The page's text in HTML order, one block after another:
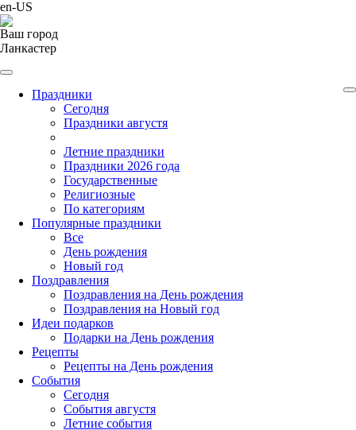
en-US
Ваш город
Ланкастер
Праздники
Cегодня
Праздники августя
Летние праздники
Праздники 2026 года
Государственные
Религиозные
По категориям
Популярные праздники
Все
День рождения
Новый год
Поздравления
Поздравления на День рождения
Поздравления на Новый год
Идеи подарков
Подарки на День рождения
Рецепты
Рецепты на День рождения
События
Cегодня
События августя
Летние события